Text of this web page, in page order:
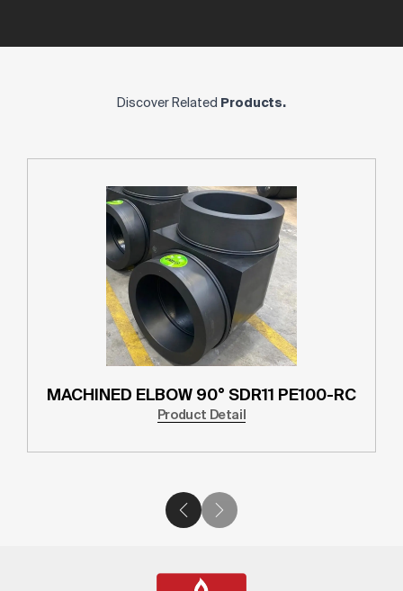
Discover Related Products.
MACHINED ELBOW 90° SDR11 PE100-RC
Product Detail